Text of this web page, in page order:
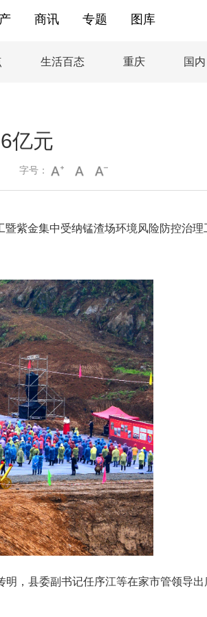
商讯 专题 图库
生活百态 重庆 国内
亿元
字号：
紫金集中受纳锰渣场环境风险防控治理
，县委副书记任序江等在家市管领导出